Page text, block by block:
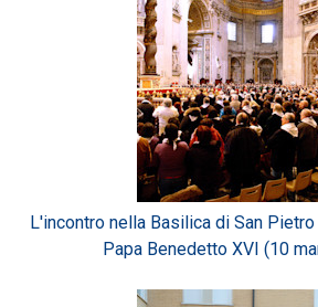
L'incontro nella Basilica di San
Papa Benedetto XVI (10